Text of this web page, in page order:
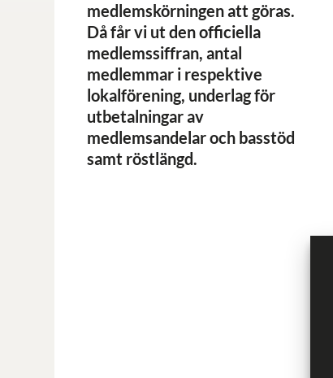
medlemskörningen att göras.
Då får vi ut den officiella
medlemssiffran, antal
medlemmar i respektive
lokalförening, underlag för
utbetalningar av
medlemsandelar och basstöd
samt röstlängd.